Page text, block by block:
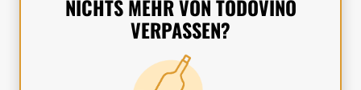
NICHTS MEHR VON TODOVINO
VERPASSEN?